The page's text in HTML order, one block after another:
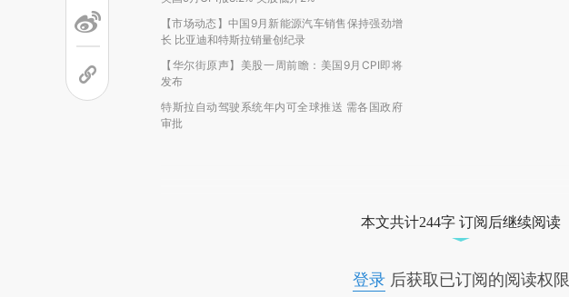
【市场动态】中国9月新能源汽车销售保持强劲增
长 比亚迪和特斯拉销量创纪录
【华尔街原声】美股一周前瞻：美国9月CPI即将
发布
特斯拉自动驾驶系统年内可全球推送 需各国政府
审批
本文共计244字 订阅后继续阅读
登录后获取已订阅的阅读权限